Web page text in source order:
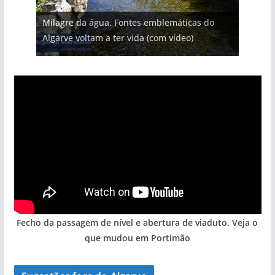
Milagre da água. Fontes emblemáticas do
Algarve voltam a ter vida (com vídeo)
Tapas do mar a 3 euros cada. Nova rota
gastronómica nasce no Algarve
Projeto milionário: investimento de 108
milhões de euros na construção de dois
hotéis (com vídeo)
Tempestades roubam areia de praias e põem
arribas em risco no Algarve (com vídeo)
Foto do dia: uma cidade algarvia que cresceu
entre redes e fábricas
Fecho da passagem de nível e abertura de viaduto. Veja o
que mudou em Portimão